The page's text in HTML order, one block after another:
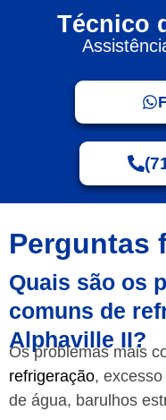
Técnico
Perguntas
Quais são os
comuns de
Alphaville II?
Os problemas mais
refrigeração,
de água, barulhos